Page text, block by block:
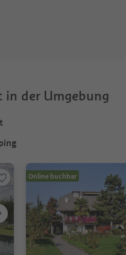
der Umgebung
Online buchbar